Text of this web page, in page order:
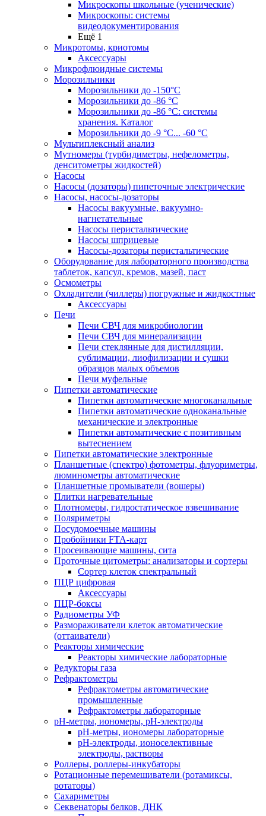
Микроскопы школьные (ученические)
Микроскопы: системы
видеодокументирования
Ещё 1
Микротомы, криотомы
Аксессуары
Микрофлюидные системы
Морозильники
Морозильники до -150°С
Морозильники до -86 °C
Морозильники до -86 °C: системы
хранения. Каталог
Морозильники до -9 °C... -60 °C
Мультиплексный анализ
Мутномеры (турбидиметры, нефелометры,
денситометры жидкостей)
Насосы
Насосы (дозаторы) пипеточные электрические
Насосы, насосы-дозаторы
Насосы вакуумные, вакуумно-
нагнетательные
Насосы перистальтические
Насосы шприцевые
Насосы-дозаторы перистальтические
Оборудование для лабораторного производства
таблеток, капсул, кремов, мазей, паст
Осмометры
Охладители (чиллеры) погружные и жидкостные
Аксессуары
Печи
Печи СВЧ для микробиологии
Печи СВЧ для минерализации
Печи стеклянные для дистилляции,
сублимации, лиофилизации и сушки
образцов малых объемов
Печи муфельные
Пипетки автоматические
Пипетки автоматические многоканальные
Пипетки автоматические одноканальные
механические и электронные
Пипетки автоматические с позитивным
вытеснением
Пипетки автоматические электронные
Планшетные (спектро) фотометры, флуориметры,
люминометры автоматические
Планшетные промыватели (вошеры)
Плитки нагревательные
Плотномеры, гидростатическое взвешивание
Поляриметры
Посудомоечные машины
Пробойники FTA-карт
Просеивающие машины, сита
Проточные цитометры: анализаторы и сортеры
Сортер клеток спектральный
ПЦР цифровая
Аксессуары
ПЦР-боксы
Радиометры УФ
Размораживатели клеток автоматические
(оттаиватели)
Реакторы химические
Реакторы химические лабораторные
Редукторы газа
Рефрактометры
Рефрактометры автоматические
промышленные
Рефрактометры лабораторные
рН-метры, иономеры, рН-электроды
рН-метры, иономеры лабораторные
рН-электроды, ионоселективные
электроды, растворы
Роллеры, роллеры-инкубаторы
Ротационные перемешиватели (ротамиксы,
ротаторы)
Сахариметры
Секвенаторы белков, ДНК